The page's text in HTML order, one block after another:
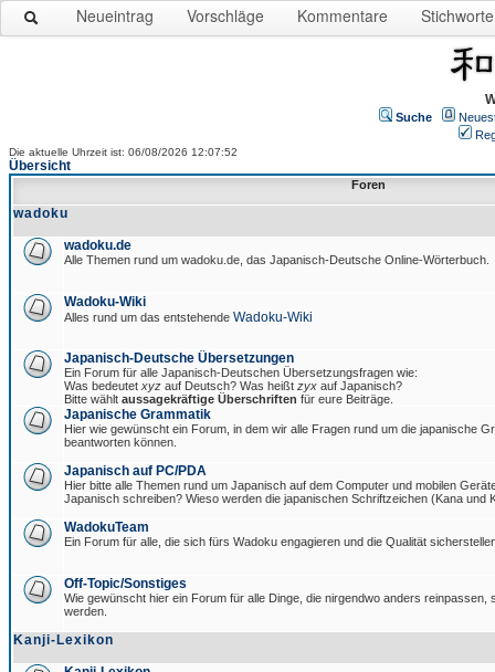
Neueintrag Vorschläge Kommentare Stichworte
Suche
Die aktuelle Uhrzeit ist: 06/08/2026 12:07:52
Übersicht
Foren
wadoku
wadoku.de
Alle Themen rund um wadoku.de, das Japanisch-Deutsche Online-Wörterbuch.
Wadoku-Wiki
Alles rund um das entstehende Wadoku-Wiki
Japanisch-Deutsche Übersetzungen
Ein Forum für alle Japanisch-Deutschen Übersetzungsfragen wie:
Was bedeutet xyz auf Deutsch? Was heißt zyx auf Japanisch?
Bitte wählt aussagekräftige Überschriften für eure Beiträge.
Japanische Grammatik
Hier wie gewünscht ein Forum, in dem wir alle Fragen rund um die japanische
beantworten können.
Japanisch auf PC/PDA
Hier bitte alle Themen rund um Japanisch auf dem Computer und mobilen
Japanisch schreiben? Wieso werden die japanischen Schriftzeichen (Kana und
WadokuTeam
Ein Forum für alle, die sich fürs Wadoku engagieren und die Qualität
Off-Topic/Sonstiges
Wie gewünscht hier ein Forum für alle Dinge, die nirgendwo anders reinpassen,
werden.
Kanji-Lexikon